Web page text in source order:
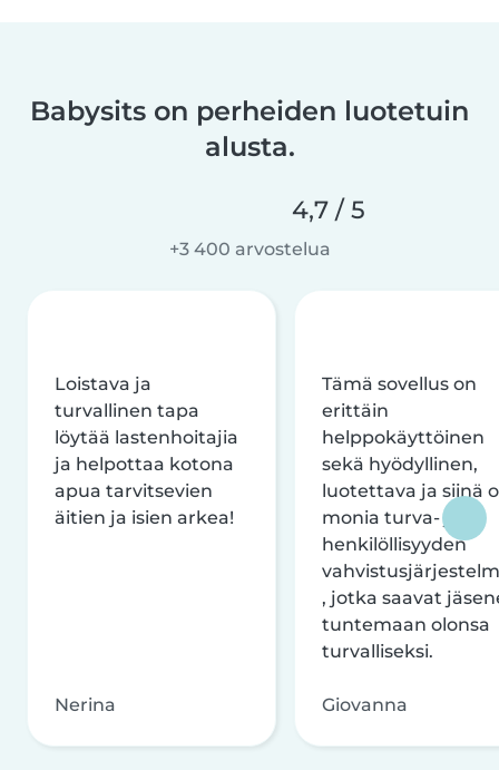
Babysits on perheiden luotetuin
alusta.
4,7 / 5
+3 400 arvostelua
Loistava ja
turvallinen tapa
löytää lastenhoitajia
ja helpottaa kotona
apua tarvitsevien
äitien ja isien arkea!
Nerina
Tämä sovellus on
erittäin
helppokäyttöinen
sekä hyödyllinen,
luotettava ja siinä
monia turva- ja
henkilöllisyyden
, jotka saavat
tuntemaan olonsa
turvalliseksi.
Giovanna